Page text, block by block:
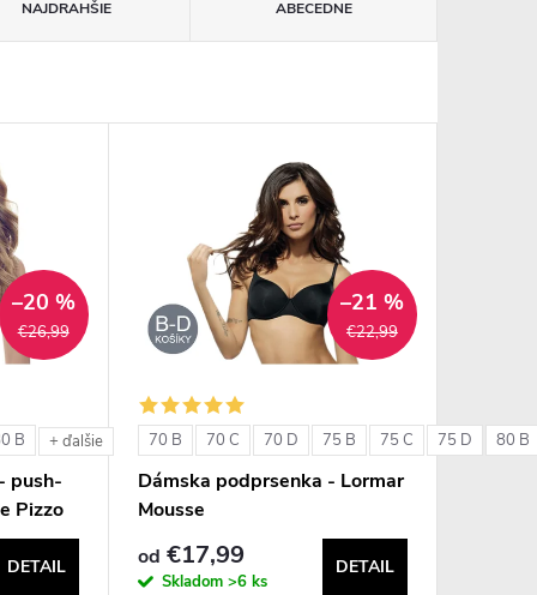
NAJDRAHŠIE ABECEDNE
€26,99
–20 %
B + ďalšie
push-
Pizzo
DETAIL
€22,99
–21 %
70 B 70 C 70 D 75 B 75 C 75 D 80 B
Dámska podprsenka - Lormar
Mousse
od €17,99
Skladom >6 ks
DETAIL